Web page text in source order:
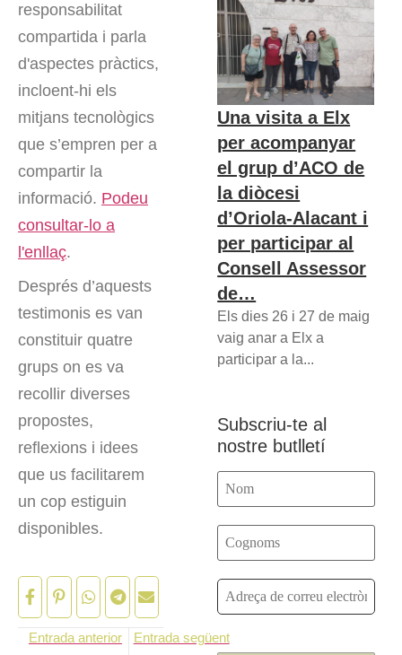
responsabilitat
compartida i parla
d'aspectes pràctics,
incloent-hi els
mitjans tecnològics
que s’empren per a
compartir la
informació. Podeu
consultar-lo a
l'enllaç.
Després d’aquests
testimonis es van
constituir quatre
grups on es va
recollir diverses
propostes,
reflexions i idees
que us facilitarem
un cop estiguin
disponibles.
Entrada anterior Entrada següent
Una visita a Elx
per acompanyar
el grup d’ACO de
la diòcesi
d’Oriola-Alacant i
per participar al
Consell Assessor
de…
Els dies 26 i 27 de maig
vaig anar a Elx a
participar a la...
Subscriu-te al
nostre butlletí